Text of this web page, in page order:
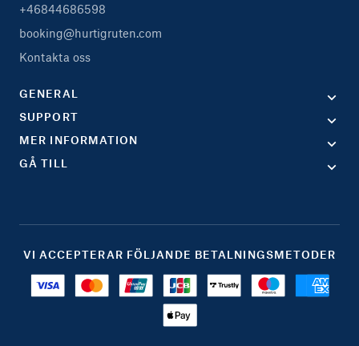
+46844686598
booking@hurtigruten.com
Kontakta oss
GENERAL
SUPPORT
MER INFORMATION
GÅ TILL
VI ACCEPTERAR FÖLJANDE BETALNINGSMETODER